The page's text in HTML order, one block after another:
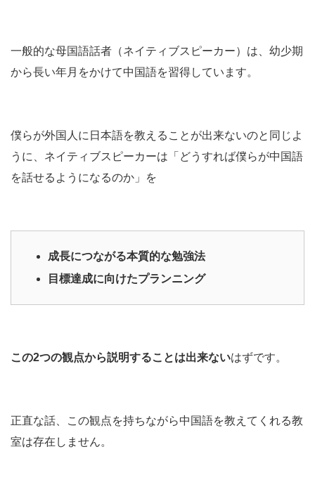
一般的な母国語話者（ネイティブスピーカー）は、幼少期
から長い年月をかけて中国語を習得しています。
僕らが外国人に日本語を教えることが出来ないのと同じよ
うに、ネイティブスピーカーは「どうすれば僕らが中国語
を話せるようになるのか」を
成長につながる本質的な勉強法
目標達成に向けたプランニング
この2つの観点から説明することは出来ないはずです。
正直な話、この観点を持ちながら中国語を教えてくれる教
室は存在しません。